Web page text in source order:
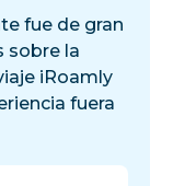
fue de gran
sobre la
iRoamly
fuera